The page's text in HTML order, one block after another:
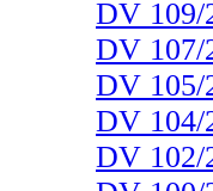
DV 109/
DV 107/
DV 105/
DV 104/
DV 102/